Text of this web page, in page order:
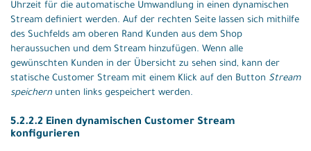
Uhrzeit für die automatische Umwandlung in einen dynamischen
Stream definiert werden. Auf der rechten Seite lassen sich mithilfe
des Suchfelds am oberen Rand Kunden aus dem Shop
heraussuchen und dem Stream hinzufügen. Wenn alle
gewünschten Kunden in der Übersicht zu sehen sind, kann der
statische Customer Stream mit einem Klick auf den Button Stream
speichern unten links gespeichert werden.
5.2.2.2 Einen dynamischen Customer Stream
konfigurieren